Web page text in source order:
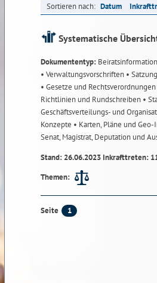
Sortieren nach: Datum
Systematische
Dokumententyp:
• Verwaltungsvorschriften •
• Gesetze und Rechtsverordnungen
Richtlinien und Rundschreiben •
Geschäftsverteilungs- und
Konzepte • Karten, Pläne und
Senat, Magistrat, Deputation und
Stand: 26.06.2023 Inkrafttreten:
Themen:
Seite 1